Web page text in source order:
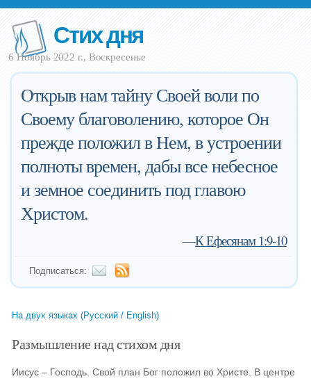
Стих дня
6 Ноябрь 2022 г., Воскресенье
Открыв нам тайну Своей воли по
Своему благоволению, которое Он
прежде положил в Нем, в устроении
полноты времен, дабы все небесное
и земное соединить под главою
Христом.
—К Ефесянам 1:9-10
Подписаться:
На двух языках (Русский / English)
Размышление над стихом дня
Иисус – Господь. Свой план Бог положил во Христе. В центре